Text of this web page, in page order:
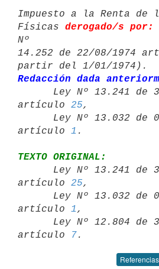
Impuesto a la Renta de
Físicas derogado/s por:
Nº
14.252 de 22/08/1974
Redacción dada
artículo 25,
artículo 1
TEXTO ORIGINAL:
artículo 25,
artículo 1 ,
artículo
7